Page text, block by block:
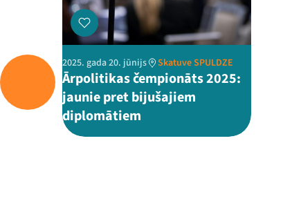
2025. gada 20. jūnijs Skatuve SPULDZE
Ārpolitikas čempionāts 2025:
jaunie pret bijušajiem
diplomātiem